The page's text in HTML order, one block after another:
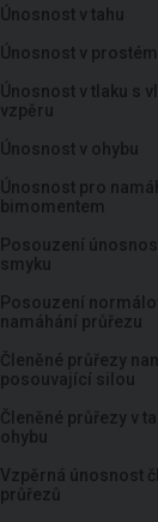
Únosnost v tahu
Únosnost v
Únosnost v tlaku s
vzpěru
Únosnost v ohybu
Únosnost pro
bimomentem
Posouzení
smyku
Posouzení
namáhání průřezu
Členěné průřezy
posouvající silou
Členěné průřezy v
ohybu
Vzpěrná únosnost
průřezů